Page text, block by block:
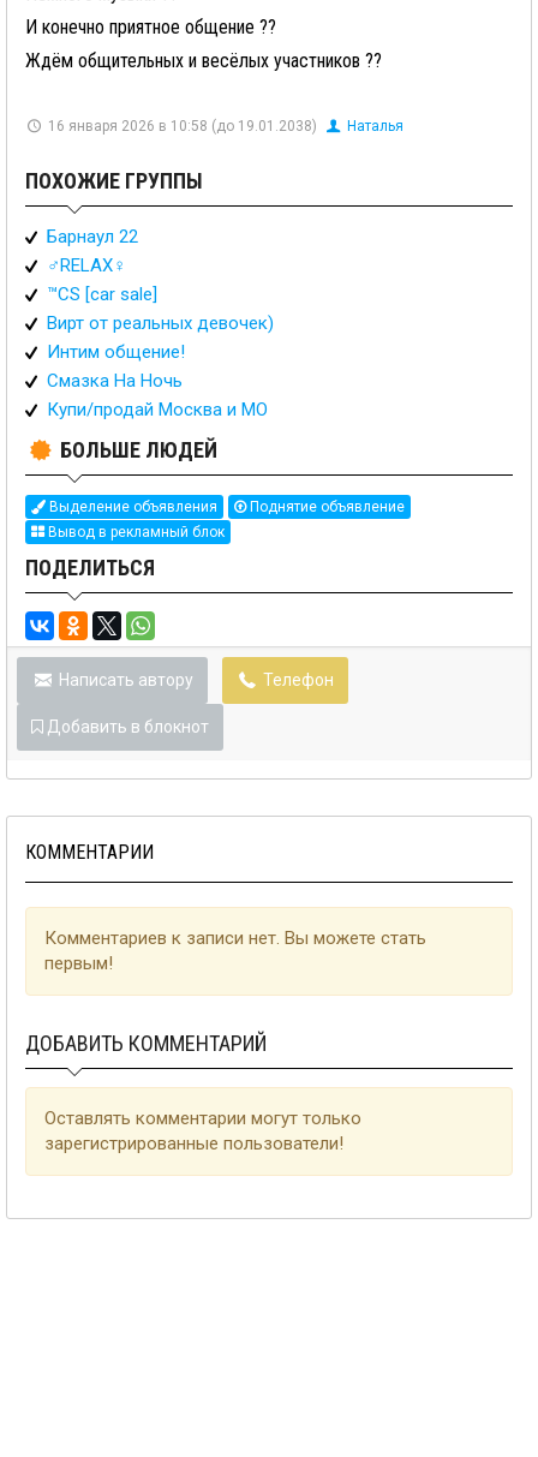
И конечно приятное общение ??
Ждём общительных и весёлых участников ??
16 января 2026 в 10:58 (до 19.01.2038) Наталья
ПОХОЖИЕ ГРУППЫ
Барнаул 22
♂️RELAX♀️
™️CS [car sale]
Вирт от реальных девочек)
Интим общение!
Смазка На Ночь
Купи/продай Москва и МО
БОЛЬШЕ ЛЮДЕЙ
Выделение объявления
Поднятие объявление
Вывод в рекламный блок
ПОДЕЛИТЬСЯ
Написать автору Телефон
Добавить в блокнот
КОММЕНТАРИИ
Комментариев к записи нет. Вы можете стать
первым!
ДОБАВИТЬ КОММЕНТАРИЙ
Оставлять комментарии могут только
зарегистрированные пользователи!